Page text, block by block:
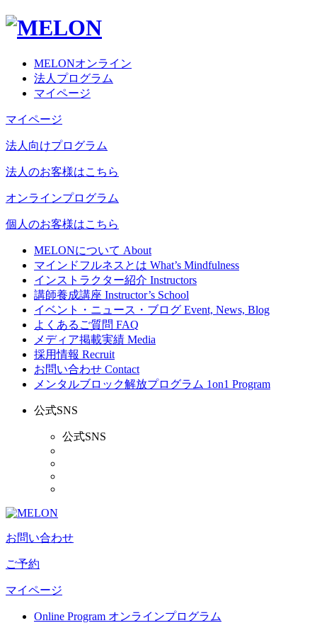
MELONオンライン
法人プログラム
マイページ
マイページ
法人向けプログラム
法人のお客様はこちら
オンラインプログラム
個人のお客様はこちら
MELONについて About
マインドフルネスとは What’s Mindfulness
インストラクター紹介 Instructors
講師養成講座 Instructor’s School
イベント・ニュース・ブログ Event, News, Blog
よくあるご質問 FAQ
メディア掲載実績 Media
採用情報 Recruit
お問い合わせ Contact
メンタルブロック解放プログラム 1on1 Program
公式SNS
公式SNS
お問い合わせ
ご予約
マイページ
Online Program オンラインプログラム